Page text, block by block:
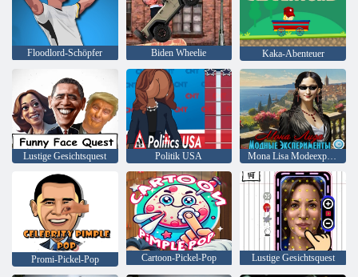
Floodlord-Schöpfer Biden Wheelie Kaka-Abenteuer
Lustige Gesichtsquest Politik USA Mona Lisa Modeexperimente
Promi-Pickel-Pop Cartoon-Pickel-Pop Lustige Gesichtsquest